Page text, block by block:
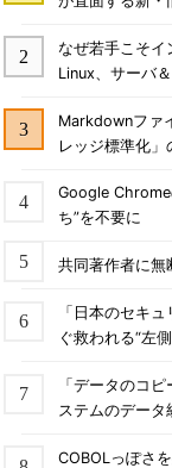
なぜ若手こそイ
Linux、サーバ
Markdownファ
レッジ標準化」
Google
ち”を不要に
共同著作者に無
「日本のセキ
ぐ救われる“左
「データのコ
ステムのデータ
COBOLっぽさ